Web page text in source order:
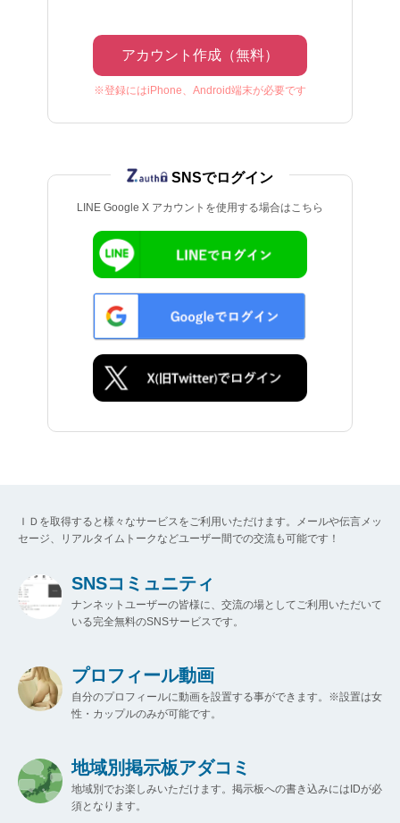
アカウント作成（無料）
※登録にはiPhone、Android端末が必要です
LINE Google X アカウントを使用する場合はこちら
SNSでログイン
ＩＤを取得すると様々なサービスをご利用いただけます。メールや伝言メッ
セージ、リアルタイムトークなどユーザー間での交流も可能です！
SNSコミュニティ
ナンネットユーザーの皆様に、交流の場としてご利用いただいて
いる完全無料のSNSサービスです。
プロフィール動画
自分のプロフィールに動画を設置する事ができます。※設置は女
性・カップルのみが可能です。
地域別掲示板アダコミ
地域別でお楽しみいただけます。掲示板への書き込みにはIDが必
須となります。